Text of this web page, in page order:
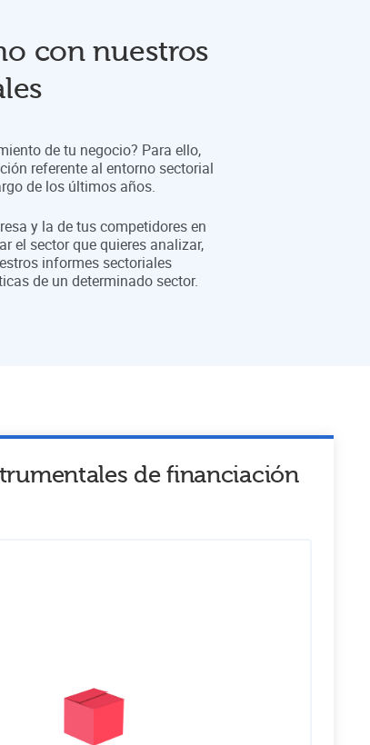
con nuestros
de tu negocio? Para ello,
referente al entorno sectorial
de los últimos años.
y la de tus competidores en
el sector que quieres analizar,
informes sectoriales
de un determinado sector.
de financiación